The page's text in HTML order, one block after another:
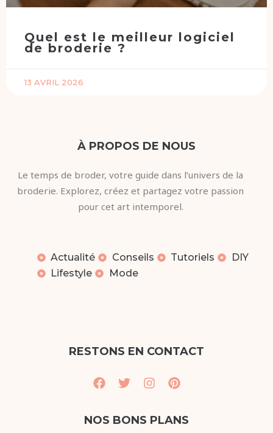
Quel est le meilleur logiciel
de broderie ?
13 AVRIL 2026
À PROPOS DE NOUS
Le temps de broder, votre guide dans l’univers de la
broderie. Explorez, créez et partagez votre passion
pour cet art intemporel.
Actualité Conseils Tutoriels
DIY
Lifestyle
Mode
RESTONS EN CONTACT
NOS BONS PLANS